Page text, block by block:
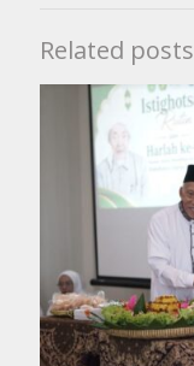
Related posts